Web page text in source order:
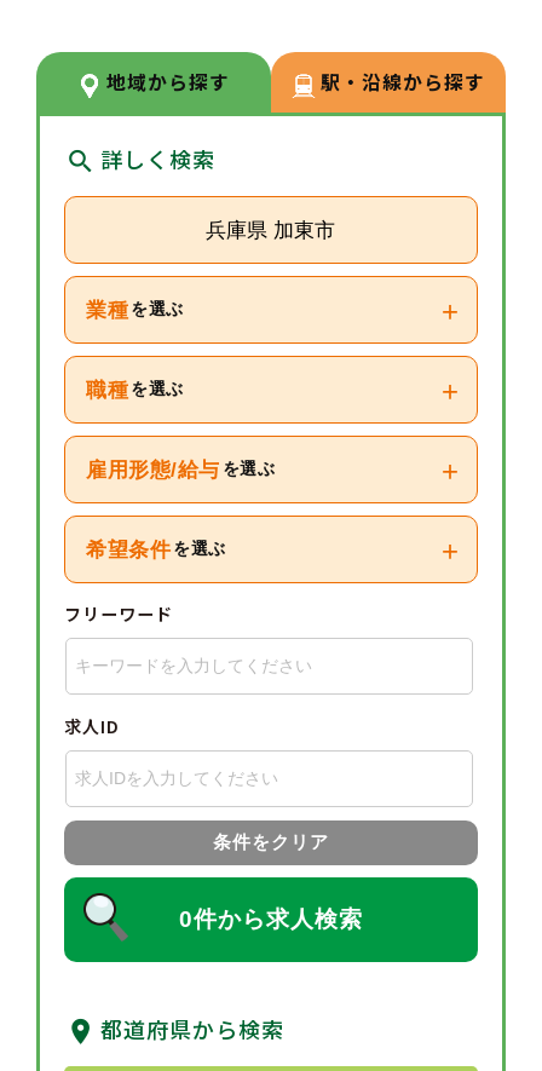
地域から探す 駅・沿線から探す
詳しく検索
兵庫県 加東市
業種 を選ぶ +
職種 を選ぶ +
雇用形態/給与 を選ぶ +
希望条件 を選ぶ +
フリーワード
求人ID
条件をクリア
0件から求人検索
都道府県から検索